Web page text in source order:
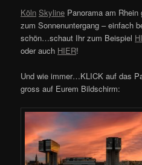
Köln Skyline Panorama am Rhein
zum Sonnenuntergang – einfach
schön…schaut Ihr zum Beispiel
oder auch HIER!
Und wie immer…KLICK auf das
gross auf Eurem Bildschirm: